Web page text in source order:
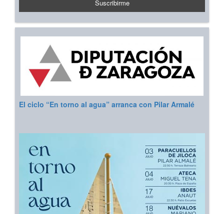
El ciclo “En torno al agua” arranca con Pilar Armalé